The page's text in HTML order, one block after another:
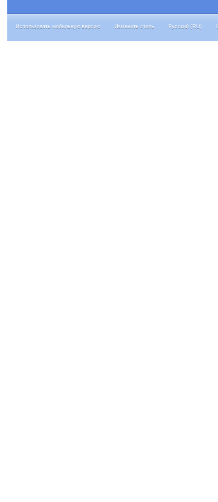
Использовать мобильную версию Изменить стиль Русский (RU)